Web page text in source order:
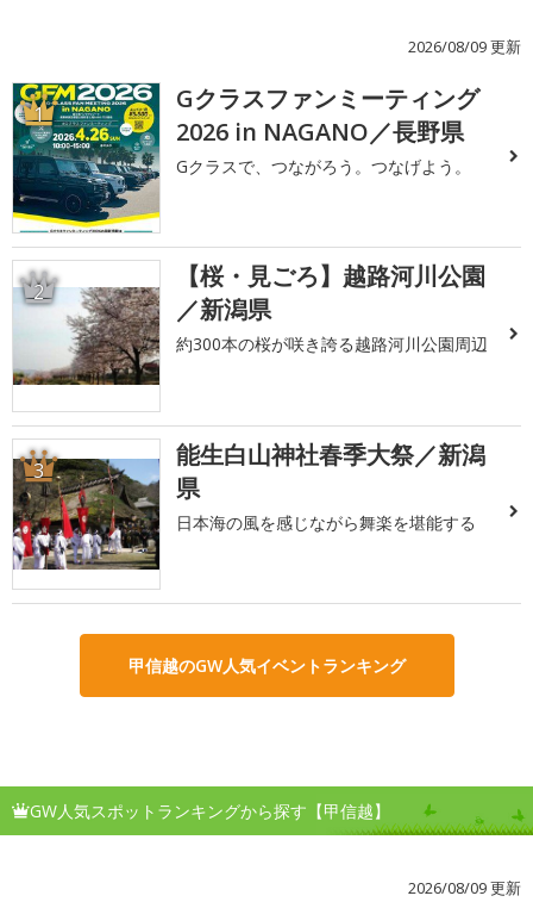
2026/08/09 更新
1
Gクラスファンミーティング
2026 in NAGANO／長野県
Gクラスで、つながろう。つなげよう。
2
【桜・見ごろ】越路河川公園
／新潟県
約300本の桜が咲き誇る越路河川公園周辺
3
能生白山神社春季大祭／新潟
県
日本海の風を感じながら舞楽を堪能する
甲信越のGW人気イベントランキング
GW人気スポットランキングから探す【甲信越】
2026/08/09 更新